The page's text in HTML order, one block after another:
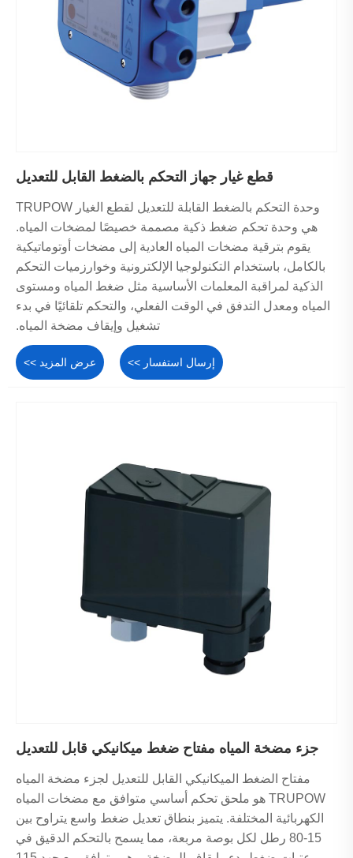
قطع غيار جهاز التحكم بالضغط القابل للتعديل
وحدة التحكم بالضغط القابلة للتعديل لقطع الغيار TRUPOW
هي وحدة تحكم ضغط ذكية مصممة خصيصًا لمضخات المياه.
يقوم بترقية مضخات المياه العادية إلى مضخات أوتوماتيكية
بالكامل، باستخدام التكنولوجيا الإلكترونية وخوارزميات التحكم
الذكية لمراقبة المعلمات الأساسية مثل ضغط المياه ومستوى
المياه ومعدل التدفق في الوقت الفعلي، والتحكم تلقائيًا في بدء
تشغيل وإيقاف مضخة المياه.
عرض المزيد >> إرسال استفسار >>
جزء مضخة المياه مفتاح ضغط ميكانيكي قابل للتعديل
مفتاح الضغط الميكانيكي القابل للتعديل لجزء مضخة المياه
TRUPOW هو ملحق تحكم أساسي متوافق مع مضخات المياه
الكهربائية المختلفة. يتميز بنطاق تعديل ضغط واسع يتراوح بين
15-80 رطل لكل بوصة مربعة، مما يسمح بالتحكم الدقيق في